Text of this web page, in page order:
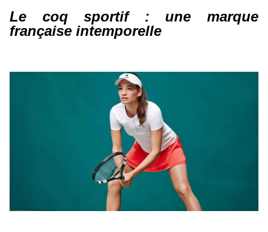
Le coq sportif : une marque
française intemporelle